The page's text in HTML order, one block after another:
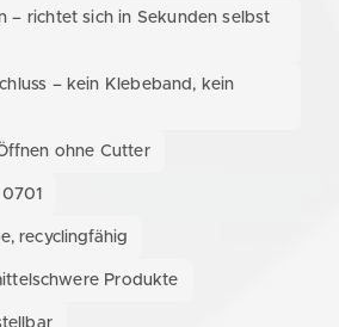
– richtet sich in Sekunden selbst
– kein Klebeband, kein
ohne Cutter
recyclingfähig
Produkte